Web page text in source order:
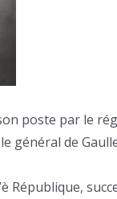
poste par le
général de
République,